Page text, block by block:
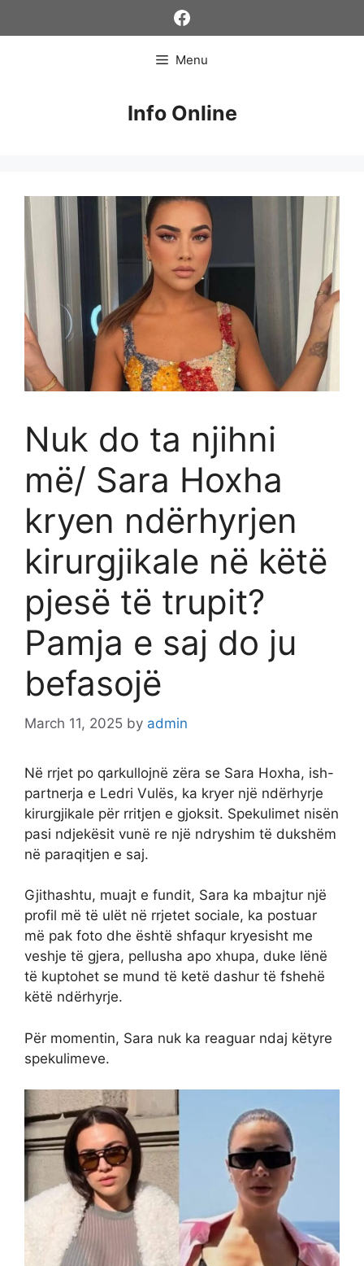
Facebook
Menu
Info Online
Nuk do ta njihni
më/ Sara Hoxha
kryen ndërhyrjen
kirurgjikale në këtë
pjesë të trupit?
Pamja e saj do ju
befasojë
March 11, 2025 by admin
Në rrjet po qarkullojnë zëra se Sara Hoxha, ish-
partnerja e Ledri Vulës, ka kryer një ndërhyrje
kirurgjikale për rritjen e gjoksit. Spekulimet nisën
pasi ndjekësit vunë re një ndryshim të dukshëm
në paraqitjen e saj.
Gjithashtu, muajt e fundit, Sara ka mbajtur një
profil më të ulët në rrjetet sociale, ka postuar
më pak foto dhe është shfaqur kryesisht me
veshje të gjera, pellusha apo xhupa, duke lënë
të kuptohet se mund të ketë dashur të fshehë
këtë ndërhyrje.
Për momentin, Sara nuk ka reaguar ndaj këtyre
spekulimeve.